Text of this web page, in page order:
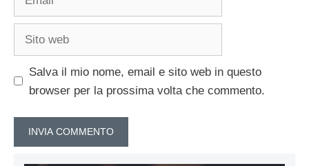
Sito
Salva il mio nome, email e sito web in questo
browser per la prossima volta che commento.